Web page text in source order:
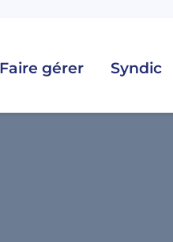
Faire gérer Syndic